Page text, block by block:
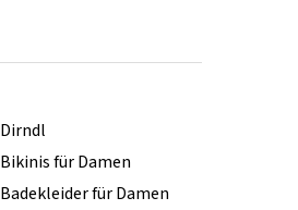
Dirndl
Bikinis für Damen
Badekleider für Damen